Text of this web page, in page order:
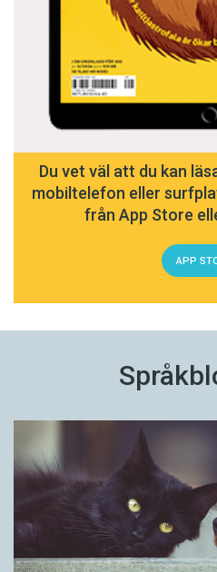
Du vet väl att du kan
mobiltelefon eller
från App Store
APP